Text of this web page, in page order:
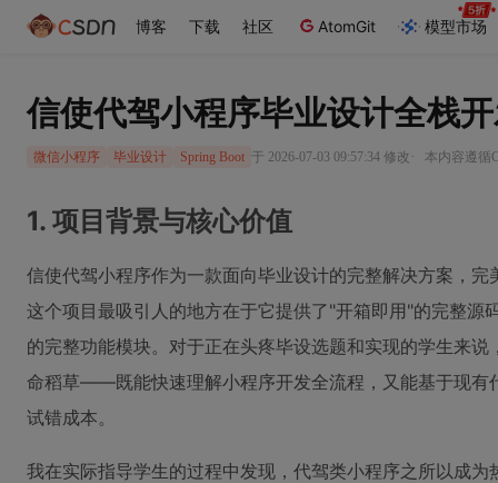
博客 下载 社区 AtomGit 模型市场
信使代驾小程序毕业设计全栈
微信小程序 毕业设计 Spring Boot 于 2026-07-03 09:57:34 修改 · 本内容遵循
1. 项目背景与核心价值
信使代驾小程序作为一款面向毕业设计的完整解决方案，
这个项目最吸引人的地方在于它提供了"开箱即用"的完整源
的完整功能模块。对于正在头疼毕设选题和实现的学生来
命稻草——既能快速理解小程序开发全流程，又能基于现有
试错成本。
我在实际指导学生的过程中发现，代驾类小程序之所以成